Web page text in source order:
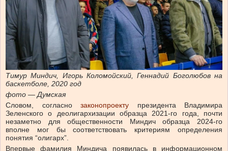
Тимур Миндич, Игорь Коломойский, Геннадий Боголюбов на
баскетболе, 2020 год
фото — Думская
Словом, согласно
законопроекту
президента Владимира
Зеленского о деолигархизации образца 2021-го года, почти
незаметно для общественности Миндич образца 2024-го
вполне мог бы соответствовать критериям определения
понятия “олигарх”.
Впервые фамилия Миндича появилась в информационном